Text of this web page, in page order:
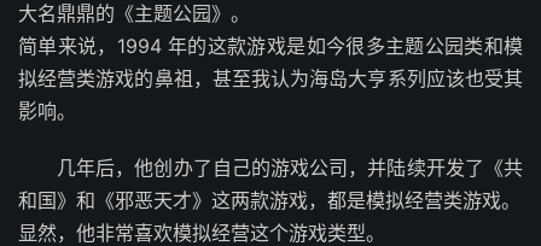
大名鼎鼎的《主题公园》。
简单来说，1994 年的这款游戏是如今很多主题公园类和模
拟经营类游戏的鼻祖，甚至我认为海岛大亨系列应该也受其
影响。
几年后，他创办了自己的游戏公司，并陆续开发了《共
和国》和《邪恶天才》这两款游戏，都是模拟经营类游戏。
显然，他非常喜欢模拟经营这个游戏类型。